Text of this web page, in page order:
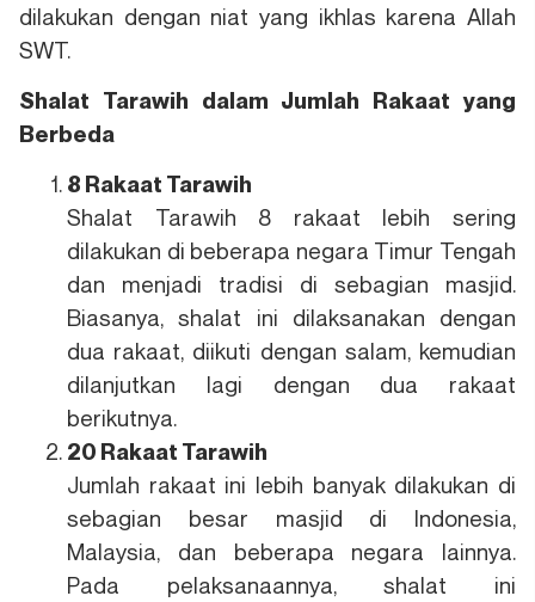
dilakukan dengan niat yang ikhlas karena Allah
SWT.
Shalat Tarawih dalam Jumlah Rakaat yang
Berbeda
8 Rakaat Tarawih
Shalat Tarawih 8 rakaat lebih sering
dilakukan di beberapa negara Timur Tengah
dan menjadi tradisi di sebagian masjid.
Biasanya, shalat ini dilaksanakan dengan
dua rakaat, diikuti dengan salam, kemudian
dilanjutkan lagi dengan dua rakaat
berikutnya.
20 Rakaat Tarawih
Jumlah rakaat ini lebih banyak dilakukan di
sebagian besar masjid di Indonesia,
Malaysia, dan beberapa negara lainnya.
Pada pelaksanaannya, shalat ini